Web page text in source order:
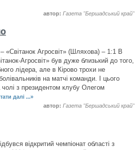
автор: Газета "Бершадський край"
«Світанок Агросвіт» (Шляхова) – 1:1 В
Агросвіт» був дуже близький до того,
лідера, але в Кірово трохи не
на матчі команди. І цього
чолі з президентом клубу Олегом
далі ...»
автор: Газета "Бершадський край"
відкритий чемпіонат області з